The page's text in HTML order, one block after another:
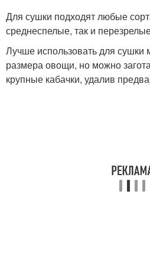
Для сушки подходят любые
среднеспелые, так и
Лучше использовать для сушки
размера овощи, но можно
крупные кабачки, удалив